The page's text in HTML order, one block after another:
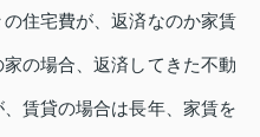
住宅費が、返済なのか家賃
の場合、返済してきた不動
賃貸の場合は長年、家賃を